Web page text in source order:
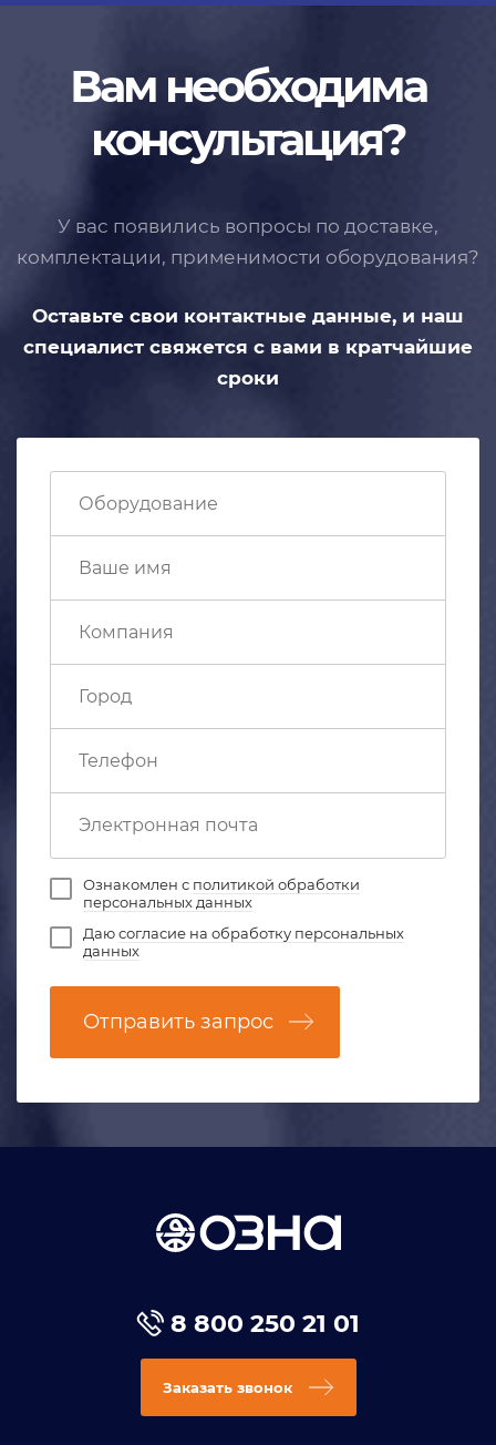
Вам необходима
консультация?
У вас появились вопросы по доставке,
комплектации, применимости оборудования?
Оставьте свои контактные данные, и наш
специалист свяжется с вами в кратчайшие
сроки
Ознакомлен с политикой обработки
персональных данных
Даюсогласие на обработку персональных
данных
Отправить запрос
8 800 250 21 01
Заказать звонок